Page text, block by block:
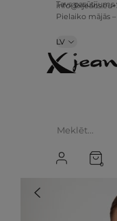
info@xjeans.eu
Tavs
LV
0